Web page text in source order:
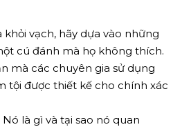
khỏi vạch, hãy dựa vào những
cú đánh mà họ không thích.
mà các chuyên gia sử dụng
tội được thiết kế cho chính xác
là gì và tại sao nó quan